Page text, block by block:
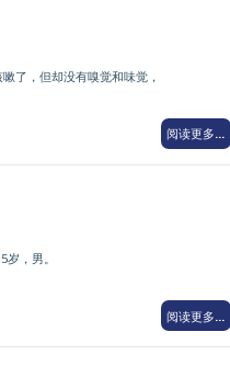
了，但却没有嗅觉和味觉，
阅读更多...
，男。
阅读更多...